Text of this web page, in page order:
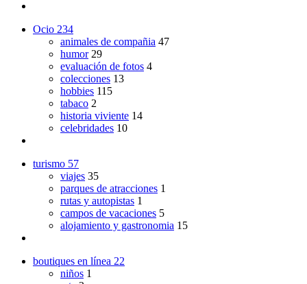
Ocio 234
animales de compañia 47
humor 29
evaluación de fotos 4
colecciones 13
hobbies 115
tabaco 2
historia viviente 14
celebridades 10
turismo 57
viajes 35
parques de atracciones 1
rutas y autopistas 1
campos de vacaciones 5
alojamiento y gastronomia 15
boutiques en línea 22
niños 1